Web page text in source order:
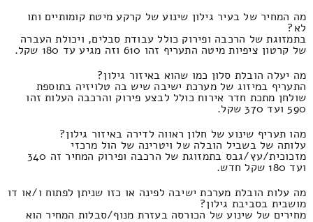
מה המחיר של בעיר גילון שינוע של קרקע מיטת קומותיים ותו
לא?
בתמזוגת של הרכבה ופירוק כולל עבודת סבלים, ויכולת העברה
של קרטון ציפיות מיטה התעריף זהו 610 וזה מגיע עד 180 שקל.
מה יעלה הובלת סלון כמו שהוא באיזור גילון?
התעריף במיזוג של מערכת ישיבה שיש בה טלויזיה בתוספת
שולחן מתכת חדר אירוח כולל לבצע פירוק והרכבה העלות זהו
590 ועד 370 שקל.
מהו תעריף שינוע של חלון ראווה לדירה באיזור גילון?
עלותה של בשביל הובלה של ויטרינה של הול מרכזי
מזכוכית/עץ/גבס בתמזוגת של הרכבה ופירוק המחיר זה 340
ועד 180 שקל חדש.
מה עלות הובלת מערכת ישיבה לפינה או כזו שניתן לפתוח ו/או דו
מושבית בסביבת גילון?
מחירים של שינוע של הכורסה בעזרת מנוף/סבלות המחיר הוא